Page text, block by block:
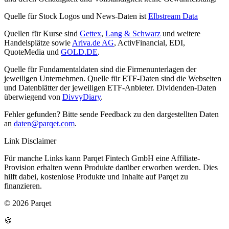
Quelle für Stock Logos und News-Daten ist Elbstream Data
Quellen für Kurse sind Gettex, Lang & Schwarz und weitere
Handelsplätze sowie Ariva.de AG, ActivFinancial, EDI,
QuoteMedia und GOLD.DE.
Quelle für Fundamentaldaten sind die Firmenunterlagen der
jeweiligen Unternehmen. Quelle für ETF-Daten sind die Webseiten
und Datenblätter der jeweiligen ETF-Anbieter. Dividenden-Daten
überwiegend von DivvyDiary.
Fehler gefunden? Bitte sende Feedback zu den dargestellten Daten
an daten@parqet.com.
Link Disclaimer
Für manche Links kann Parqet Fintech GmbH eine Affiliate-
Provision erhalten wenn Produkte darüber erworben werden. Dies
hilft dabei, kostenlose Produkte und Inhalte auf Parqet zu
finanzieren.
© 2026 Parqet
🍪